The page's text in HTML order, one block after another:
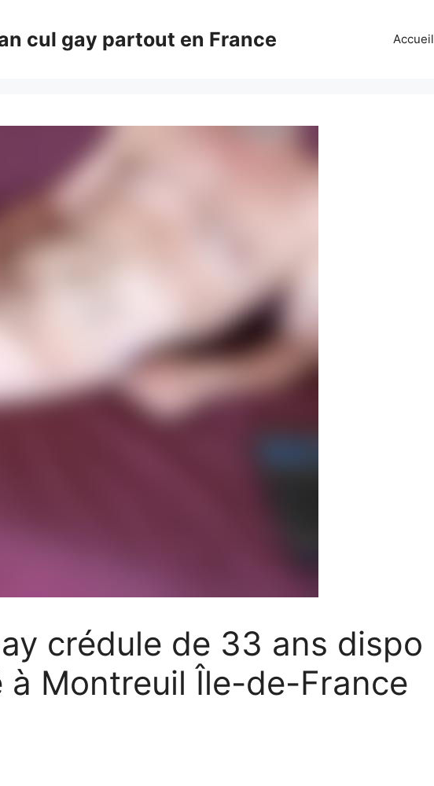
cul gay partout en France Accueil
crédule de 33 ans dispo
à Montreuil Île-de-France